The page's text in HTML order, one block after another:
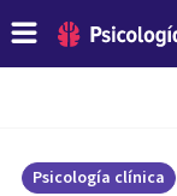
Psicología clínica